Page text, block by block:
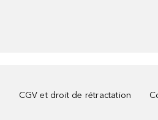
CGV et droit de rétractation